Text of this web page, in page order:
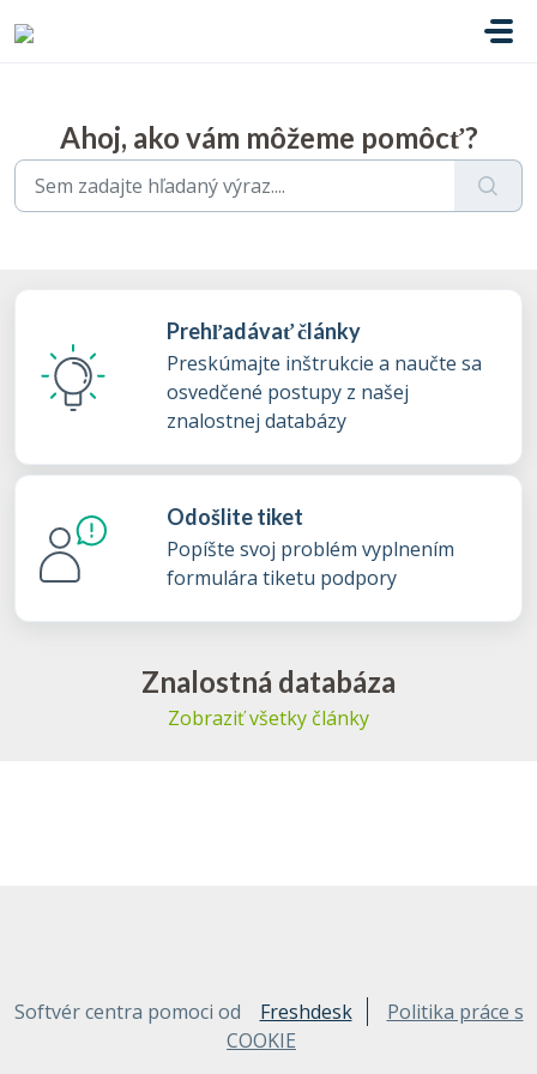
Ahoj, ako vám môžeme pomôcť?
Prehľadávať články
Preskúmajte inštrukcie a naučte sa
osvedčené postupy z našej
znalostnej databázy
Odošlite tiket
Popíšte svoj problém vyplnením
formulára tiketu podpory
Znalostná databáza
Zobraziť všetky články
Softvér centra pomoci od Freshdesk
Politika práce s
COOKIE